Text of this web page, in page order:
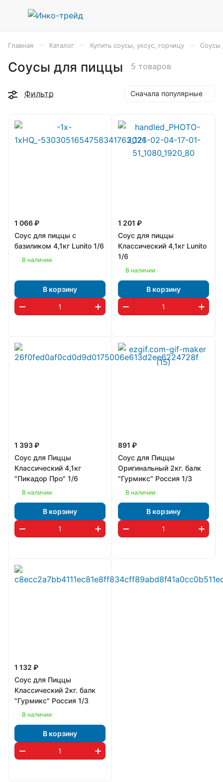
Главная Каталог Купить соусы, уксус, горчицу Соусы
Соусы для пиццы 5 товаров
Фильтр Сначала популярные
1 066 ₽
Соус для пиццы с
базиликом 4,1кг Lunito 1/6
В наличии
В корзину
1 201 ₽
Соус для пиццы
Классический 4,1кг Lunito
1/6
В наличии
В корзину
1 393 ₽
Соус для Пиццы
Классический 4,1кг
"Пикадор Про" 1/6
В наличии
В корзину
891 ₽
Соус для Пиццы
Оригинальный 2кг. балк
"Гурмикс" Россия 1/3
В наличии
В корзину
1 132 ₽
Соус для Пиццы
Классический 2кг. балк
"Гурмикс" Россия 1/3
В наличии
В корзину